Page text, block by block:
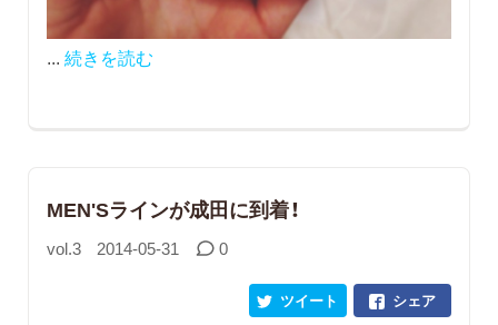
... 続きを読む
MEN'Sラインが成田に到着！
vol.3 2014-05-31 0
シェア
ツイート